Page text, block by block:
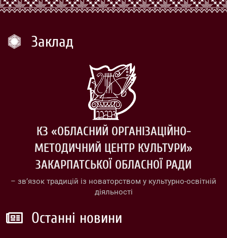
Заклад
КЗ «ОБЛАСНИЙ ОРГАНІЗАЦІЙНО-
МЕТОДИЧНИЙ ЦЕНТР КУЛЬТУРИ»
ЗАКАРПАТСЬКОЇ ОБЛАСНОЇ РАДИ
– зв’язок традицій із новаторством у культурно-освітній
діяльності
Останні новини